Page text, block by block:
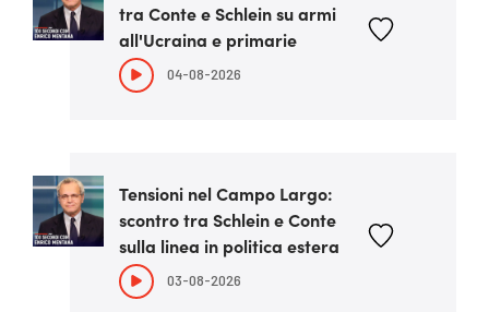
tra Conte e Schlein su armi
all'Ucraina e primarie
04-08-2026
Tensioni nel Campo Largo:
scontro tra Schlein e Conte
sulla linea in politica estera
03-08-2026